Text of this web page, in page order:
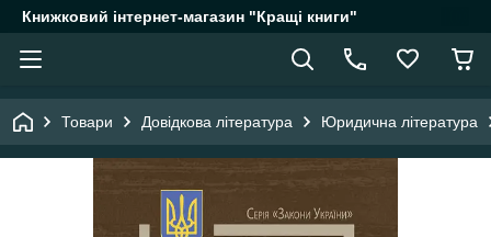
Книжковий інтернет-магазин "Кращі книги"
Товари Довідкова література Юридична література